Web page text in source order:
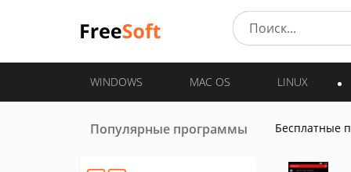
WINDOWS MAC OS LINUX
Популярные программы Бесплатные